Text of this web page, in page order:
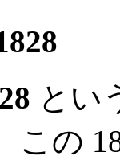
とい
の